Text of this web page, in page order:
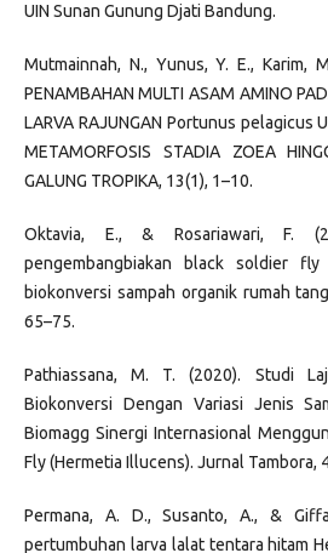
UIN Sunan Gunung Djati Bandung.
Mutmainnah, N., Yunus, Y. E., Karim,
PENAMBAHAN MULTI ASAM AMINO
LARVA RAJUNGAN Portunus pelagicus
METAMORFOSIS STADIA ZOEA
GALUNG TROPIKA, 13(1), 1–10.
Oktavia, E., & Rosariawari, F.
pengembangbiakan black soldier
biokonversi sampah organik rumah
65–75.
Pathiassana, M. T. (2020). Studi
Biokonversi Dengan Variasi Jenis
Biomagg Sinergi Internasional
Fly (Hermetia Illucens). Jurnal Tambora,
Permana, A. D., Susanto, A., &
pertumbuhan larva lalat tentara hitam